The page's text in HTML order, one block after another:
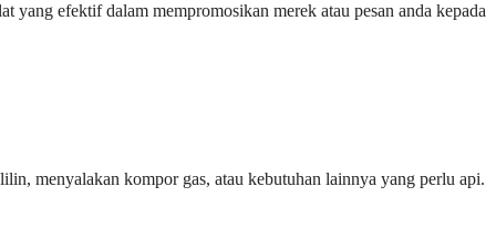
efektif dalam mempromosikan merek atau pesan anda kepada
menyalakan kompor gas, atau kebutuhan lainnya yang perlu api.